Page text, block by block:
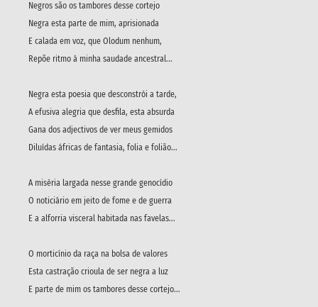
Negros são os tambores desse cortejo
Negra esta parte de mim, aprisionada
E calada em voz, que Olodum nenhum,
Repõe ritmo à minha saudade ancestral...
Negra esta poesia que desconstrói a tarde,
A efusiva alegria que desfila, esta absurda
Gana dos adjectivos de ver meus gemidos
Diluídas áfricas de fantasia, folia e folião...
A miséria largada nesse grande genocídio
O noticiário em jeito de fome e de guerra
E a alforria visceral habitada nas favelas...
O morticínio da raça na bolsa de valores
Esta castração crioula de ser negra a luz
E parte de mim os tambores desse cortejo...